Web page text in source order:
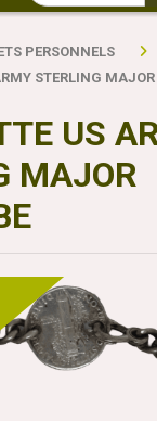
PERSONNELS
STERLING
US
MAJOR